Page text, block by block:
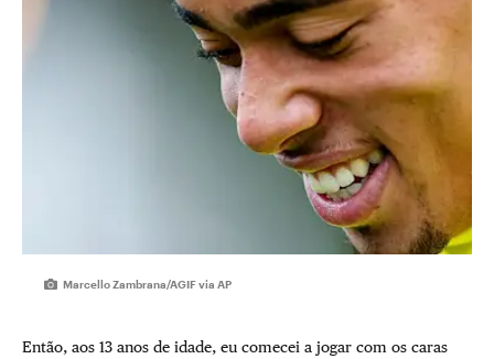
Marcello Zambrana/AGIF via AP
Então, aos 13 anos de idade, eu comecei a jogar com os caras